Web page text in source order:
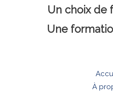
Un choix de
Une
À